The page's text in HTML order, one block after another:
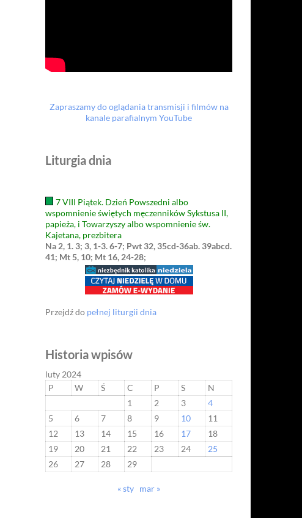
Zapraszamy do oglądania transmisji i filmów na
kanale parafialnym YouTube
Liturgia dnia
7 VIII Piątek. Dzień Powszedni albo
wspomnienie świętych męczenników Sykstusa II,
papieża, i Towarzyszy albo wspomnienie św.
Kajetana, prezbitera
Na 2, 1. 3; 3, 1-3. 6-7; Pwt 32, 35cd-36ab. 39abcd.
41; Mt 5, 10; Mt 16, 24-28;
Przejdź do pełnej liturgii dnia
Historia wpisów
luty 2024
P
W Ś C P S
N
1
2 3
4
5
6 7 8 9 10
11
12
13 14 15 16 17
18
19
20 21 22 23 24
25
26
27 28 29
« sty mar »